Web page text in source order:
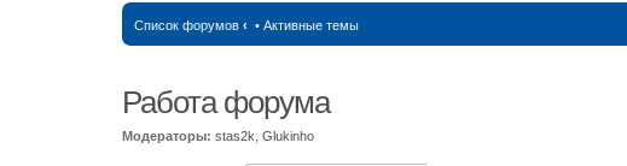
Список форумов ‹ • Активные темы
Работа форума
Модераторы: stas2k Glukinho